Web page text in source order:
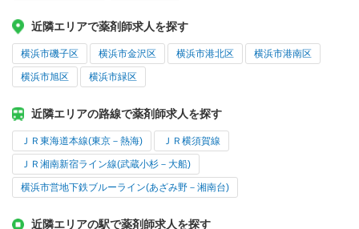
近隣エリアで薬剤師求人を探す
横浜市磯子区 横浜市金沢区 横浜市港北区 横浜市港南区
横浜市旭区 横浜市緑区
近隣エリアの路線で薬剤師求人を探す
ＪＲ東海道本線(東京－熱海) ＪＲ横須賀線
ＪＲ湘南新宿ライン線(武蔵小杉－大船)
横浜市営地下鉄ブルーライン(あざみ野－湘南台)
近隣エリアの駅で薬剤師求人を探す